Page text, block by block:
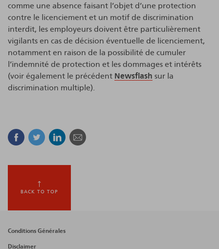
comme une absence faisant l’objet d’une protection
contre le licenciement et un motif de discrimination
interdit, les employeurs doivent être particulièrement
vigilants en cas de décision éventuelle de licenciement,
notamment en raison de la possibilité de cumuler
l’indemnité de protection et les dommages et intérêts
(voir également le précédent Newsflash sur la
discrimination multiple).
Facebook
TwitterLinkedinCourriel
BACK TO TOP
Footer
Conditions Générales
Disclaimer